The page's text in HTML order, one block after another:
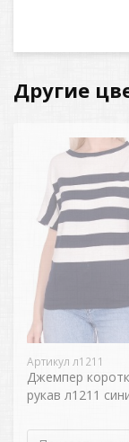
Другие
Артикул л1211
Джемпер
рукав л1211